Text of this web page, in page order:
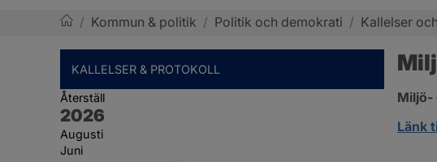
/ Kommun & politik / Politik och demokrati / Kallelser
KALLELSER & PROTOKOLL
Återställ
År:
2026
Augusti
Juni
Miljö-
Länk